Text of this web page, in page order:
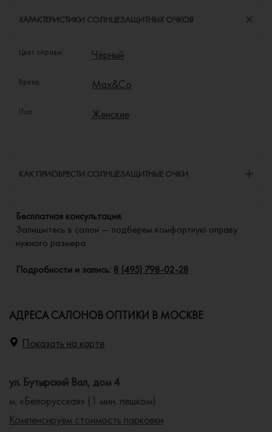
ХАРАКТЕРИСТИКИ СОЛНЦЕЗАЩИТНЫХ ОЧКОВ
Цвет оправы: Чёрный
Бренд: Max&Co
Пол: Женские
КАК ПРИОБРЕСТИ СОЛНЦЕЗАЩИТНЫЕ ОЧКИ
Бесплатная консультация.
Запишитесь в салон — подберем комфортную оправу
нужного размера.
Подробности и запись: 8 (495) 798-02-28
АДРЕСА САЛОНОВ ОПТИКИ В МОСКВЕ
Показать на карте
ул. Бутырский Вал, дом 4
м. «Белорусская» (1 мин. пешком)
Компенсируем стоимость парковки